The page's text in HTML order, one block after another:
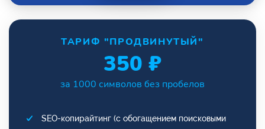
ТАРИФ "ПРОДВИНУТЫЙ"
350 ₽
за 1000 символов без пробелов
SEO-копирайтинг (с обогащением поисковыми